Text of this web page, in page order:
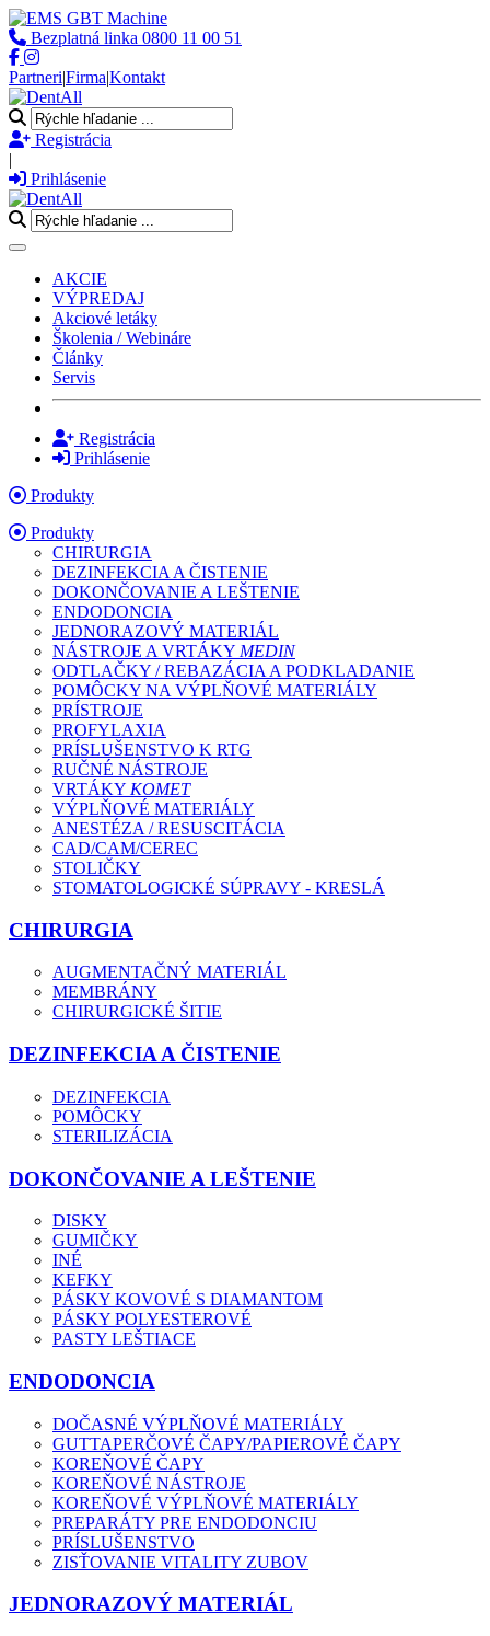
Bezplatná linka 0800 11 00 51
Partneri|Firma|Kontakt
Registrácia
|
Prihlásenie
Toggle navigation
AKCIE
VÝPREDAJ
Akciové letáky
Školenia / Webináre
Články
Servis
Registrácia
Prihlásenie
Produkty
Produkty
CHIRURGIA
DEZINFEKCIA A ČISTENIE
DOKONČOVANIE A LEŠTENIE
ENDODONCIA
JEDNORAZOVÝ MATERIÁL
NÁSTROJE A VRTÁKY MEDIN
ODTLAČKY / REBAZÁCIA A PODKLADANIE
POMÔCKY NA VÝPLŇOVÉ MATERIÁLY
PRÍSTROJE
PROFYLAXIA
PRÍSLUŠENSTVO K RTG
RUČNÉ NÁSTROJE
VRTÁKY KOMET
VÝPLŇOVÉ MATERIÁLY
ANESTÉZA / RESUSCITÁCIA
CAD/CAM/CEREC
STOLIČKY
STOMATOLOGICKÉ SÚPRAVY - KRESLÁ
CHIRURGIA
AUGMENTAČNÝ MATERIÁL
MEMBRÁNY
CHIRURGICKÉ ŠITIE
DEZINFEKCIA A ČISTENIE
DEZINFEKCIA
POMÔCKY
STERILIZÁCIA
DOKONČOVANIE A LEŠTENIE
DISKY
GUMIČKY
INÉ
KEFKY
PÁSKY KOVOVÉ S DIAMANTOM
PÁSKY POLYESTEROVÉ
PASTY LEŠTIACE
ENDODONCIA
DOČASNÉ VÝPLŇOVÉ MATERIÁLY
GUTTAPERČOVÉ ČAPY/PAPIEROVÉ ČAPY
KOREŇOVÉ ČAPY
KOREŇOVÉ NÁSTROJE
KOREŇOVÉ VÝPLŇOVÉ MATERIÁLY
PREPARÁTY PRE ENDODONCIU
PRÍSLUŠENSTVO
ZISŤOVANIE VITALITY ZUBOV
JEDNORAZOVÝ MATERIÁL